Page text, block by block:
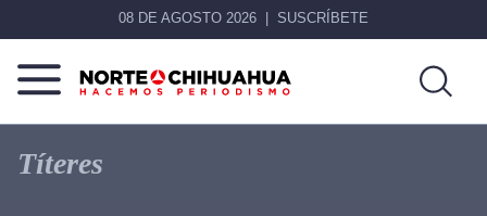
08 DE AGOSTO 2026 SUSCRÍBETE
Norte
Chihuahua
Más
que
noticias,
Títeres